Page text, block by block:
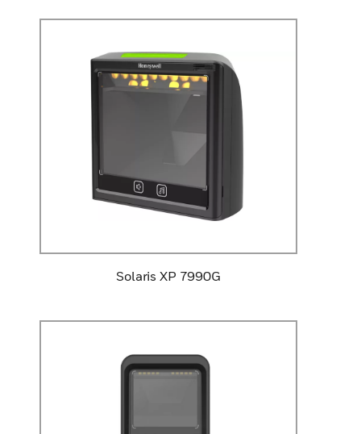
Solaris XP 7990G